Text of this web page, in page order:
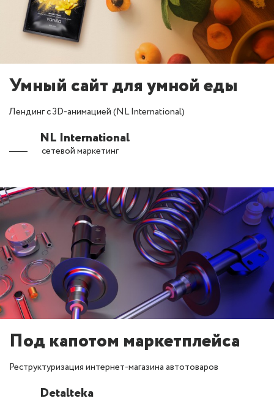
Умный сайт для умной еды
Лендинг с 3D-анимацией (NL International)
NL International
сетевой маркетинг
Под капотом маркетплейса
Реструктуризация интернет-магазина автотоваров
Detalteka